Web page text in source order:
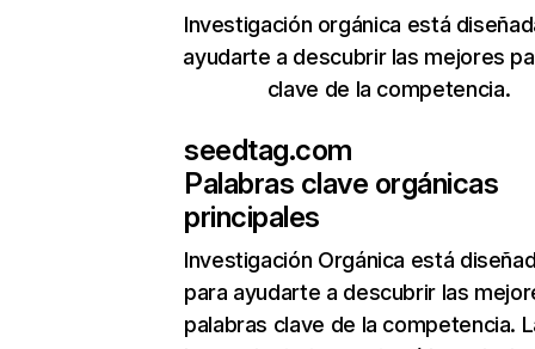
Investigación orgánica está
ayudarte a descubrir las mejores
clave de la competencia.
seedtag.com
Palabras clave orgánicas
principales
Investigación Orgánica está
para ayudarte a descubrir las
palabras clave de la competencia.